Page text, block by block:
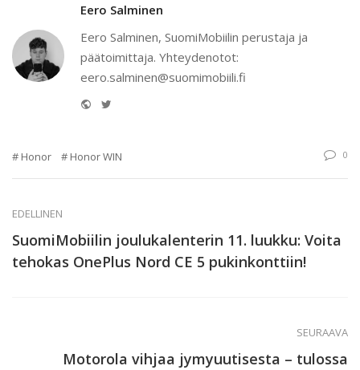
Eero Salminen
Eero Salminen, SuomiMobiilin perustaja ja
päätoimittaja. Yhteydenotot:
eero.salminen@suomimobiili.fi
Website
Honor Honor WIN 0
EDELLINEN
SuomiMobiilin joulukalenterin 11. luukku: Voita
tehokas OnePlus Nord CE 5 pukinkonttiin!
SEURAAVA
Motorola vihjaa jymyuutisesta – tulossa